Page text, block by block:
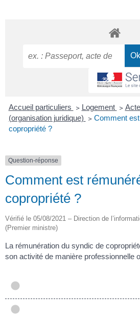
Accueil particuliers > Logement >
(organisation juridique) > Comment
copropriété ?
Question-réponse
Comment est
copropriété ?
Vérifié le 05/08/2021 – Direction de
(Premier ministre)
La rémunération du syndic de
son activité de manière professionnelle